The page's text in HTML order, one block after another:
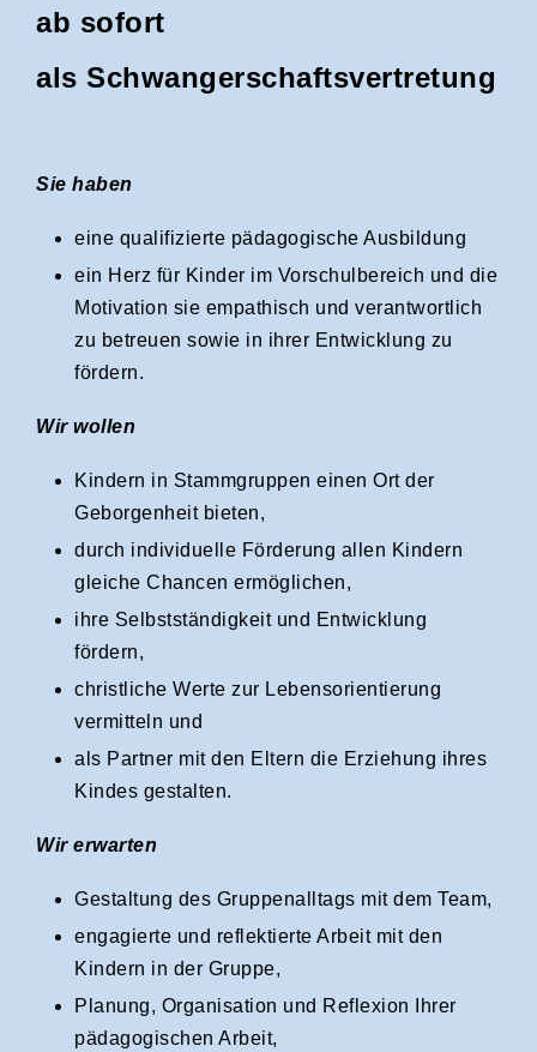
ab sofort
als Schwangerschaftsvertretung
Sie haben
eine qualifizierte pädagogische Ausbildung
ein Herz für Kinder im Vorschulbereich und die
Motivation sie empathisch und verantwortlich
zu betreuen sowie in ihrer Entwicklung zu
fördern.
Wir wollen
Kindern in Stammgruppen einen Ort der
Geborgenheit bieten,
durch individuelle Förderung allen Kindern
gleiche Chancen ermöglichen,
ihre Selbstständigkeit und Entwicklung
fördern,
christliche Werte zur Lebensorientierung
vermitteln und
als Partner mit den Eltern die Erziehung ihres
Kindes gestalten.
Wir erwarten
Gestaltung des Gruppenalltags mit dem Team,
engagierte und reflektierte Arbeit mit den
Kindern in der Gruppe,
Planung, Organisation und Reflexion Ihrer
pädagogischen Arbeit,